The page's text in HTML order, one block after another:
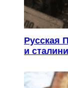
Русская
и